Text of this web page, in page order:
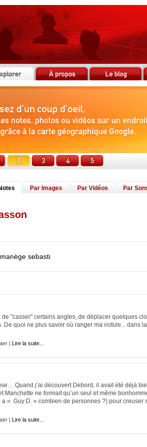
Par Images Par Vidéos Par
manège sebasti
"casser" certains angles, de déplacer quelques
De quoi ne plus savoir où ranger ma notule... dans
| Lire la suite...
Quand j’ai découvert Debord, il avait été déjà
ne formait qu’un seul et même
« Guy D. » combien de personnes ?) pour creuser
| Lire la suite...